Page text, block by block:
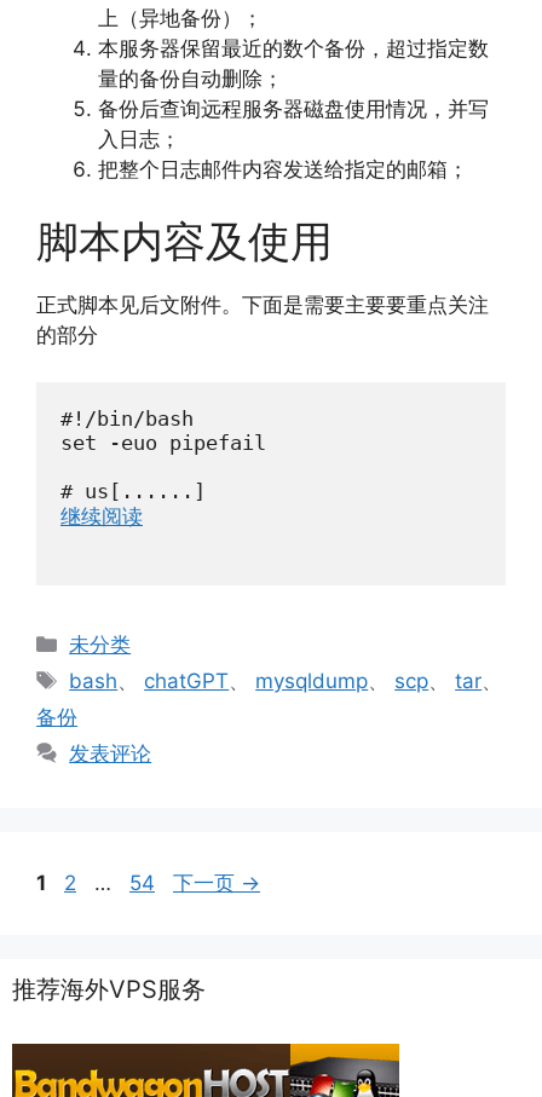
上（异地备份）；
本服务器保留最近的数个备份，超过指定数
量的备份自动删除；
备份后查询远程服务器磁盘使用情况，并写
入日志；
把整个日志邮件内容发送给指定的邮箱；
脚本内容及使用
正式脚本见后文附件。下面是需要主要要重点关注
的部分
#!/bin/bash
set -euo pipefail
# us[......]
继续阅读
分
类
未分类
标
签
bash、 chatGPT、 mysqldump、 scp、tar、
备份
发表评论
页
1
页
2 …
页
54 下一页 →
推荐海外VPS服务